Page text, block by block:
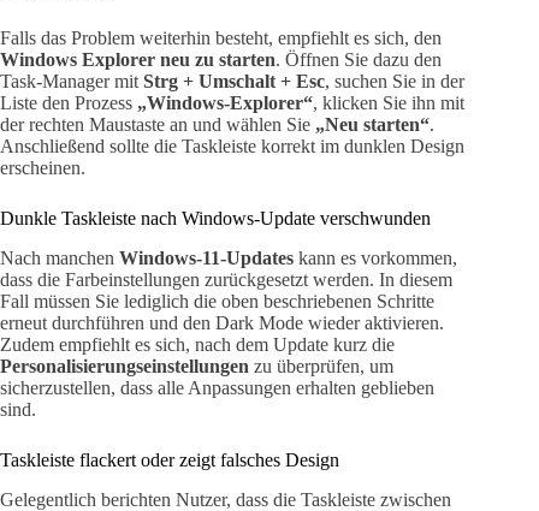
Falls das Problem weiterhin besteht, empfiehlt es sich, den
Windows Explorer neu zu starten. Öffnen Sie dazu den
Task-Manager mit Strg + Umschalt + Esc, suchen Sie in der
Liste den Prozess „Windows-Explorer“, klicken Sie ihn mit
der rechten Maustaste an und wählen Sie „Neu starten“.
Anschließend sollte die Taskleiste korrekt im dunklen Design
erscheinen.
Dunkle Taskleiste nach Windows-Update verschwunden
Nach manchen Windows-11-Updates kann es vorkommen,
dass die Farbeinstellungen zurückgesetzt werden. In diesem
Fall müssen Sie lediglich die oben beschriebenen Schritte
erneut durchführen und den Dark Mode wieder aktivieren.
Zudem empfiehlt es sich, nach dem Update kurz die
Personalisierungseinstellungen zu überprüfen, um
sicherzustellen, dass alle Anpassungen erhalten geblieben
sind.
Taskleiste flackert oder zeigt falsches Design
Gelegentlich berichten Nutzer, dass die Taskleiste zwischen